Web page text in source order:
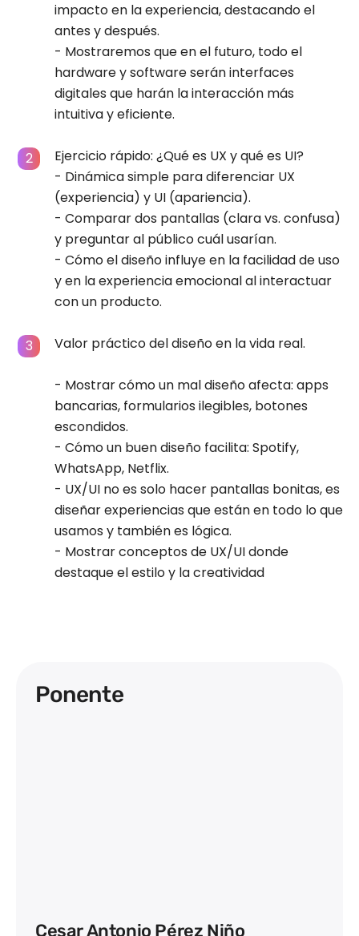
impacto en la experiencia, destacando el
antes y después.
- Mostraremos que en el futuro, todo el
hardware y software serán interfaces
digitales que harán la interacción más
intuitiva y eficiente.
Ejercicio rápido: ¿Qué es UX y qué es UI?
- Dinámica simple para diferenciar UX
(experiencia) y UI (apariencia).
- Comparar dos pantallas (clara vs. confusa)
y preguntar al público cuál usarían.
- Cómo el diseño influye en la facilidad de uso
y en la experiencia emocional al interactuar
con un producto.
Valor práctico del diseño en la vida real.
- Mostrar cómo un mal diseño afecta: apps
bancarias, formularios ilegibles, botones
escondidos.
- Cómo un buen diseño facilita: Spotify,
WhatsApp, Netflix.
- UX/UI no es solo hacer pantallas bonitas, es
diseñar experiencias que están en todo lo que
usamos y también es lógica.
- Mostrar conceptos de UX/UI donde
destaque el estilo y la creatividad
Ponente
Cesar Antonio Pérez Niño